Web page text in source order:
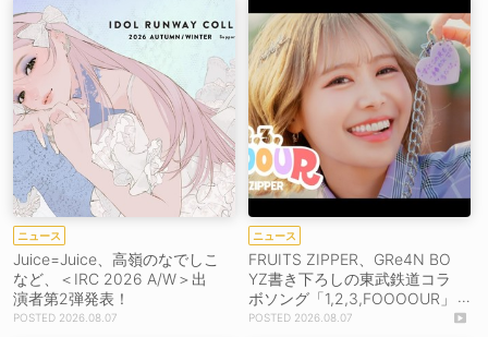
ニュース
Juice=Juice、高嶺のなでしこ
など、＜IRC 2026 A/W＞出
演者第2弾発表！
2026.08.07
ニュース
FRUITS ZIPPER、GRe4N BO
YZ書き下ろしの東武鉄道コラ
ボソング「1,2,3,FOOOOUR」
をリリース＆MV公開！
2026.08.07